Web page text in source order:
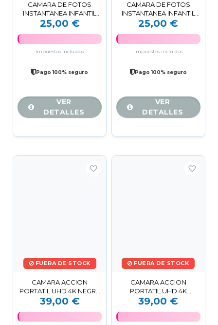
CAMARA DE FOTOS
INSTANTANEA INFANTIL
AZUL V06 XO
25,00 €
Impuestos incluidos
Pago 100% seguro
VER
DETALLES
CAMARA DE FOTOS
INSTANTANEA INFANTIL
ROSA V06 XO
25,00 €
Impuestos incluidos
Pago 100% seguro
VER
DETALLES
FUERA DE STOCK
favorite_border
CAMARA ACCION
PORTATIL UHD 4K NEGRA
ZF05 XO
39,00 €
FUERA DE STOCK
favorite_border
CAMARA ACCION
PORTATIL UHD 4K
NARANJA ZF05 XO
39,00 €